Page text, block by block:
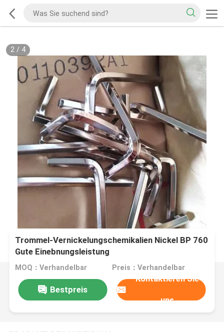
2/ 4
Trommel-Vernickelungschemikalien Nickel BP 760
Gute Einebnungsleistung
MOQ：Verhandelbar Preis：Verhandelbar
Bestpreis
Kontaktieren Sie
uns